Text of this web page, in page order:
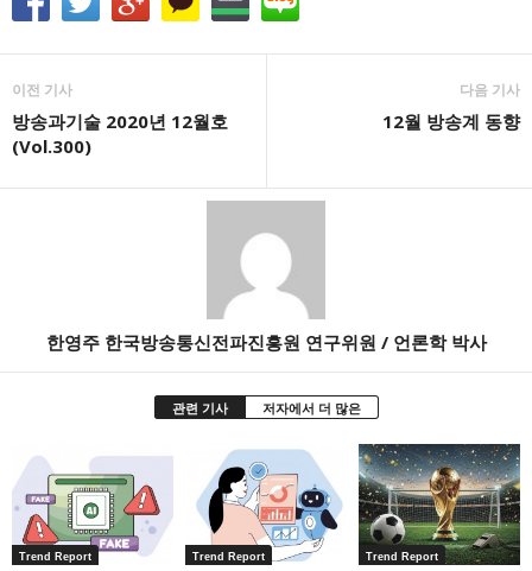
이전 기사
방송과기술 2020년 12월호
(Vol.300)
다음 기사
12월 방송계 동향
한영주 한국방송통신전파진흥원 연구위원 / 언론학 박사
관련 기사 저자에서 더 많은
Trend Report Trend Report Trend Report